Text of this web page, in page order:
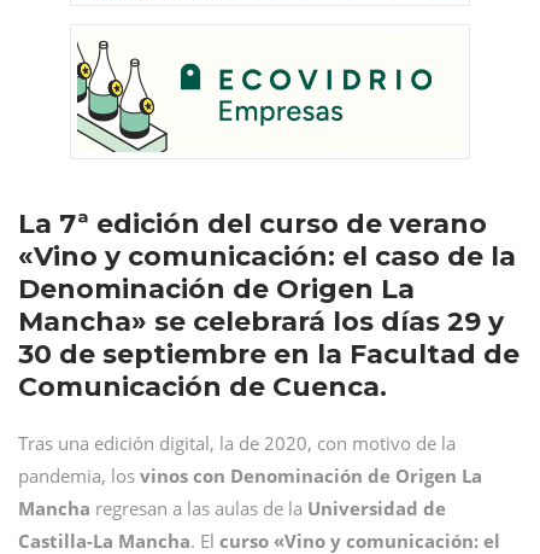
La 7ª edición del curso de verano
«Vino y comunicación: el caso de la
Denominación de Origen La
Mancha» se celebrará los días 29 y
30 de septiembre en la Facultad de
Comunicación de Cuenca.
Tras una edición digital, la de 2020, con motivo de la
pandemia, los vinos con Denominación de Origen La
Mancha regresan a las aulas de la Universidad de
Castilla-La Mancha. El curso «Vino y comunicación: el